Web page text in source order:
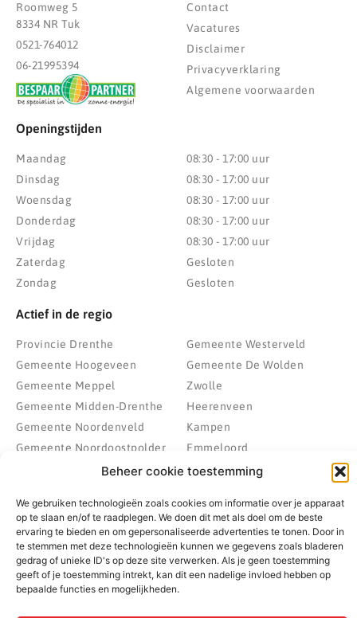
Beheer cookie toestemming
We gebruiken technologieën zoals cookies om informatie over je apparaat
op te slaan en/of te raadplegen. We doen dit met als doel om de beste
ervaring te bieden en om gepersonaliseerde advertenties te tonen. Door in
te stemmen met deze technologieën kunnen we gegevens zoals bladeren
gedrag of unieke ID's op deze site verwerken. Als je geen toestemming
geeft of je toestemming intrekt, kan dit een nadelige invloed hebben op
bepaalde functies en mogelijkheden.
Roomweg 5
8334 NR Tuk
0521-764012
06-21995394
Contact
Vacatures
Disclaimer
Privacyverklaring
Algemene voorwaarden
Openingstijden
Maandag
Dinsdag
Woensdag
Donderdag
Vrijdag
Zaterdag
Zondag
08:30 - 17:00 uur
08:30 - 17:00 uur
08:30 - 17:00 uur
08:30 - 17:00 uur
08:30 - 17:00 uur
Gesloten
Gesloten
Actief in de regio
Provincie Drenthe
Gemeente Hoogeveen
Gemeente Meppel
Gemeente Midden-Drenthe
Gemeente Noordenveld
Gemeente Noordoostpolder
Gemeente Steenwijkerland
Gemeente Westerveld
Gemeente De Wolden
Zwolle
Heerenveen
Kampen
Emmeloord
Wolvega
© 2022 - 2026 BespaarPartner | Alle rechten voorbehouden